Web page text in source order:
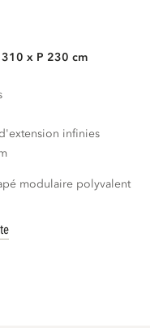
x P 230 cm
infinies
modulaire polyvalent